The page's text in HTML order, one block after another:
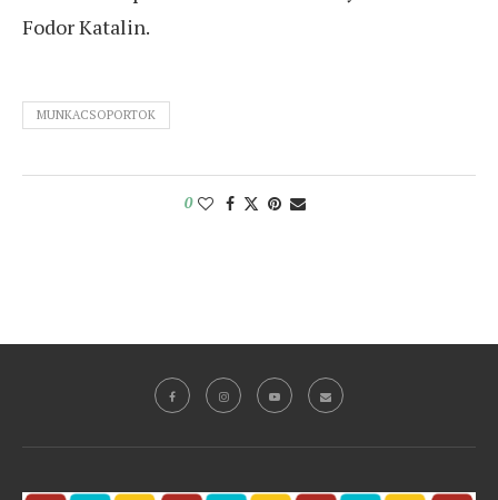
Fodor Katalin.
MUNKACSOPORTOK
0